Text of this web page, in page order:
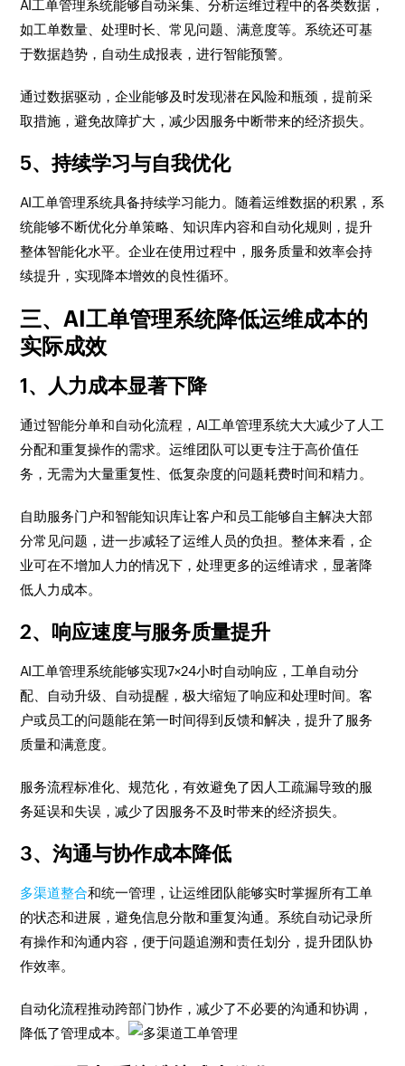
AI工单管理系统能够自动采集、分析运维过程中的各类数据，
如工单数量、处理时长、常见问题、满意度等。系统还可基
于数据趋势，自动生成报表，进行智能预警。
通过数据驱动，企业能够及时发现潜在风险和瓶颈，提前采
取措施，避免故障扩大，减少因服务中断带来的经济损失。
5、持续学习与自我优化
AI工单管理系统具备持续学习能力。随着运维数据的积累，系
统能够不断优化分单策略、知识库内容和自动化规则，提升
整体智能化水平。企业在使用过程中，服务质量和效率会持
续提升，实现降本增效的良性循环。
三、AI工单管理系统降低运维成本的
实际成效
1、人力成本显著下降
通过智能分单和自动化流程，AI工单管理系统大大减少了人工
分配和重复操作的需求。运维团队可以更专注于高价值任
务，无需为大量重复性、低复杂度的问题耗费时间和精力。
自助服务门户和智能知识库让客户和员工能够自主解决大部
分常见问题，进一步减轻了运维人员的负担。整体来看，企
业可在不增加人力的情况下，处理更多的运维请求，显著降
低人力成本。
2、响应速度与服务质量提升
AI工单管理系统能够实现7×24小时自动响应，工单自动分
配、自动升级、自动提醒，极大缩短了响应和处理时间。客
户或员工的问题能在第一时间得到反馈和解决，提升了服务
质量和满意度。
服务流程标准化、规范化，有效避免了因人工疏漏导致的服
务延误和失误，减少了因服务不及时带来的经济损失。
3、沟通与协作成本降低
多渠道整合和统一管理，让运维团队能够实时掌握所有工单
的状态和进展，避免信息分散和重复沟通。系统自动记录所
有操作和沟通内容，便于问题追溯和责任划分，提升团队协
作效率。
自动化流程推动跨部门协作，减少了不必要的沟通和协调，
降低了管理成本。